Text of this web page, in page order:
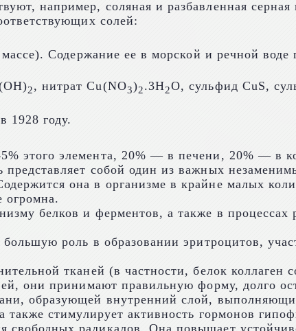
например, соляная и разбавленная
солей:
Содержание ее в морской и речной воде
2, нитрат Cu(NO3)2.3H2O, сульфид CuS,
1928 году.
этого элемента, 20% — в печени, 20% — в
собой один из важных
она в организме в крайне малых
огромна.
белков и ферментов, а также в процессах
роль в образовании эритроцитов,
тканей (в частности, белок коллаген
они принимают правильную форму, долго
образующей внутренний слой,
стимулирует активность гормонов
радикалов. Она повышает